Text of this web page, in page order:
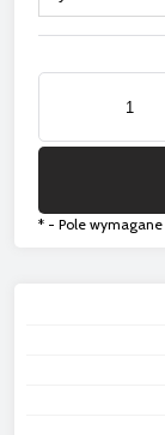
* - Pole wymagane